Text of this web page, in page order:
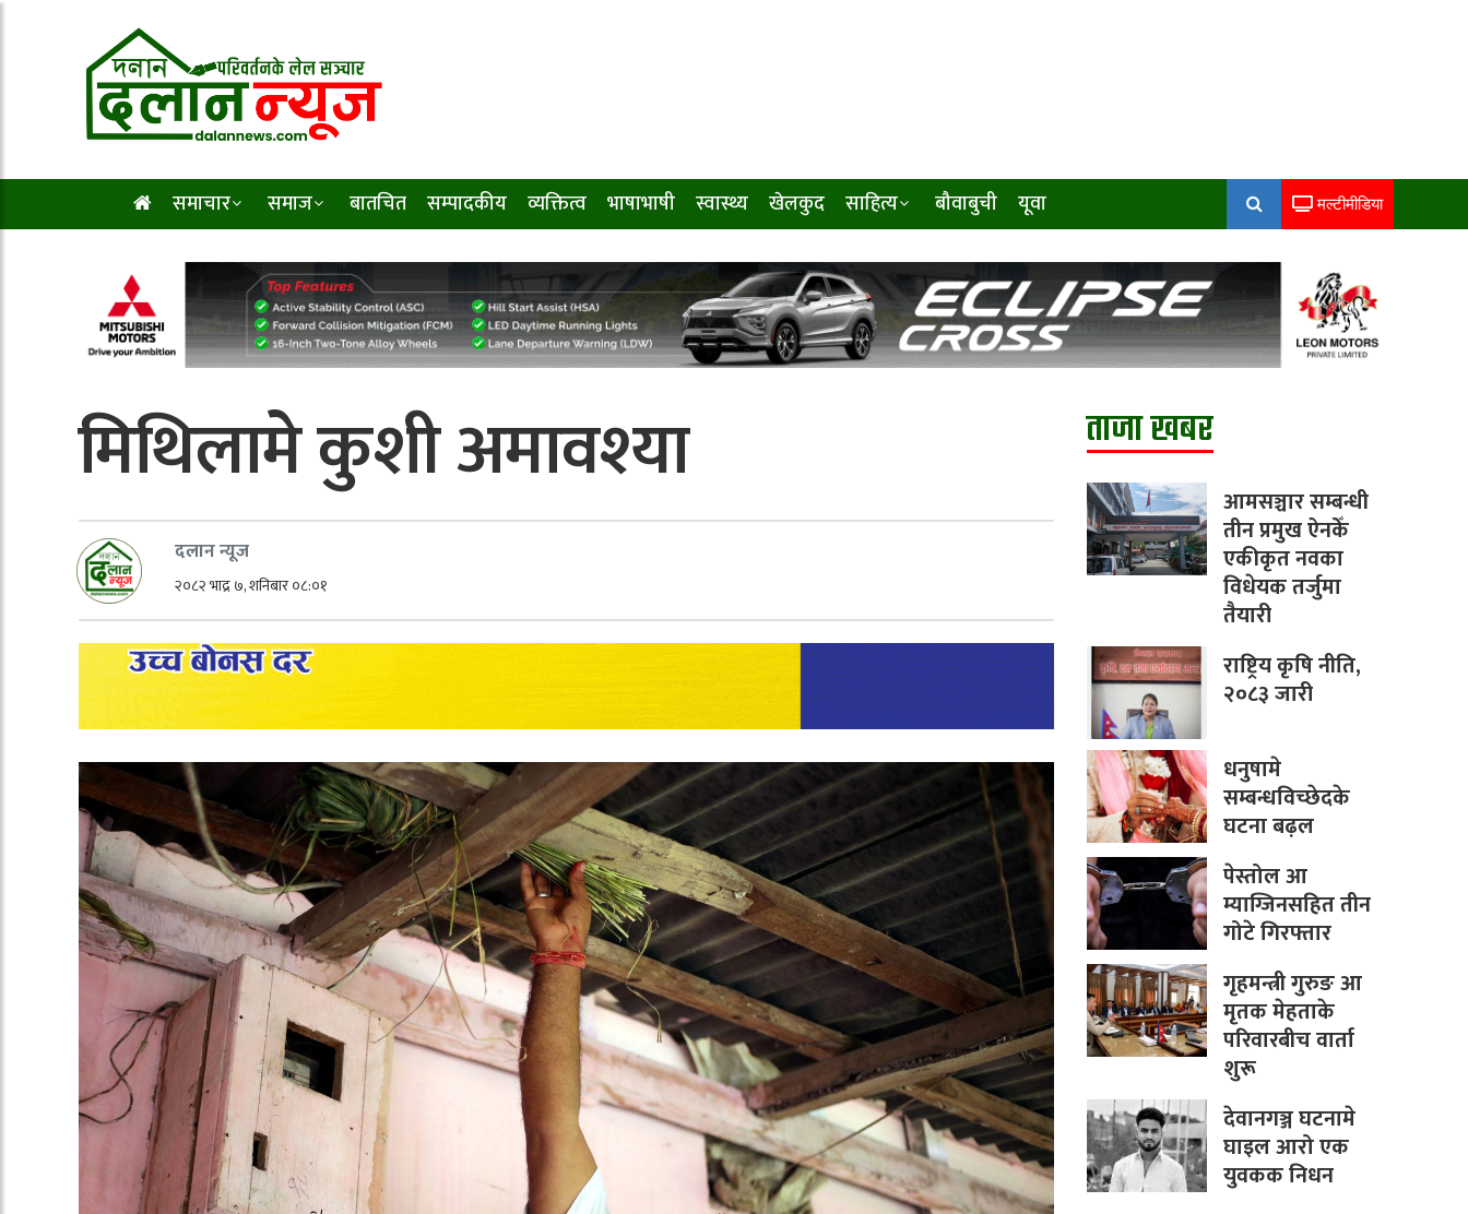
समाचार समाज बातचित सम्पादकीय व्यक्तित्व भाषाभाषी स्वास्थ्य खेलकुद साहित्य बौवाबुची यूवा मल्टीमीडिया
मिथिलामे कुशी अमावश्या
दलान न्यूज
२०८२ भाद्र ७, शनिबार ०८:०१
ताजा खबर
आमसञ्चार सम्बन्धी
तीन प्रमुख ऐनकेँ
एकीकृत नवका
विधेयक तर्जुमा
तैयारी
राष्ट्रिय कृषि नीति,
२०८३ जारी
धनुषामे
सम्बन्धविच्छेदके
घटना बढ़ल
पेस्तोल आ
म्याग्जिनसहित तीन
गोटे गिरफ्तार
गृहमन्त्री गुरुङ आ
मृतक मेहताके
परिवारबीच वार्ता
शुरू
देवानगञ्ज घटनामे
घाइल आरो एक
युवकक निधन